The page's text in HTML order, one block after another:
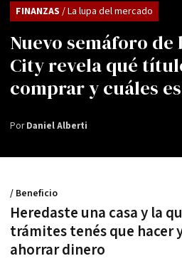
Nuevo semáforo de
City revela qué
comprar y cuáles
FINANZAS / La lupa del mercado
PorDaniel Alberti
Heredaste una casa y la
trámites tenés que hacer
ahorrar dinero
/ Beneficio